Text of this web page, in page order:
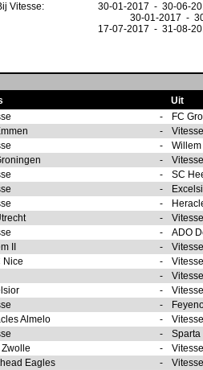
Vitesse:
30-01-2017 - 30-06-
30-01-2017 -
17-07-2017 - 31-08-
Uit
-
FC
-
-
-
-
SC
-
-
-
-
ADO
II -
Nice -
-
-
-
Almelo -
-
Zwolle -
Eagles -